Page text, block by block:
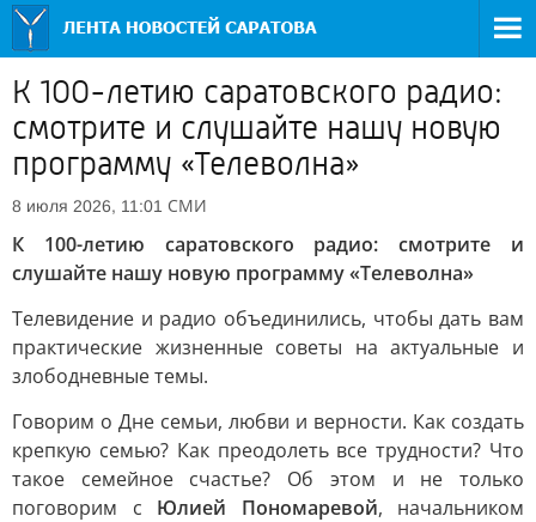
К 100-летию саратовского радио:
смотрите и слушайте нашу новую
программу «Телеволна»
8 июля 2026, 11:01 СМИ
К 100-летию саратовского радио: смотрите и
слушайте нашу новую программу «Телеволна»
Телевидение и радио объединились, чтобы дать вам
практические жизненные советы на актуальные и
злободневные темы.
Говорим о Дне семьи, любви и верности. Как создать
крепкую семью? Как преодолеть все трудности? Что
такое семейное счастье? Об этом и не только
поговорим с Юлией Пономаревой, начальником